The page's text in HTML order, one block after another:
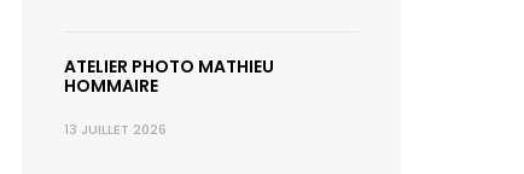
ATELIER PHOTO MATHIEU
HOMMAIRE
13 JUILLET 2026